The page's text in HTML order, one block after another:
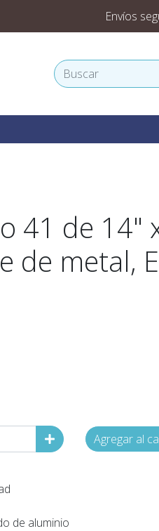
Envíos
41 de 14"
de metal,
Agregar al
de aluminio